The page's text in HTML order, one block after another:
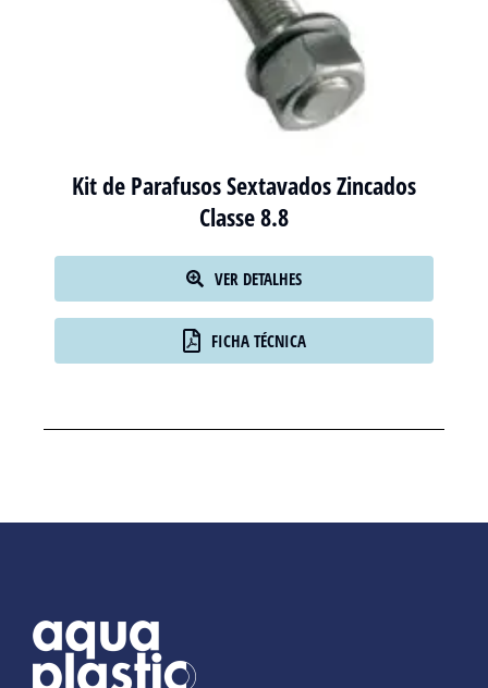
Kit de Parafusos Sextavados Zincados
Classe 8.8
VER DETALHES
FICHA TÉCNICA